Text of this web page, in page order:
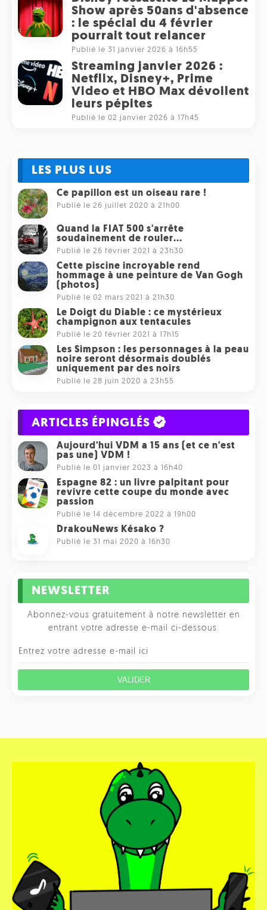
Show après 50ans d'absence
: le spécial du 4 février
pourrait tout relancer
Publié le 31 janvier 2026 à 16h55
Streaming janvier 2026 :
Netflix, Disney+, Prime
Video et HBO Max dévoilent
leurs pépites
Publié le 02 janvier 2026 à 17h45
LES PLUS LUS
Ce papillon est un oiseau rare !
Publié le 26 juillet 2020 à 21h00
Quand la FIAT 500 s'arrête
soudainement de rouler...
Publié le 26 février 2021 à 23h30
Cette piscine incroyable rend
hommage à une peinture de Van Gogh
(photos)
Publié le 02 mars 2021 à 21h30
Le Doigt du Diable : ce mystérieux
champignon aux tentacules
Publié le 20 février 2021 à 17h15
Les Simpson : les personnages à la peau
noire seront désormais doublés
uniquement par des noirs
Publié le 28 juin 2020 à 23h55
ARTICLES ÉPINGLÉS
Aujourd'hui VDM a 15 ans (et ce n'est
pas une) VDM !
Publié le 01 janvier 2023 à 16h40
Espagne 82 : un livre palpitant pour
revivre cette coupe du monde avec
passion
Publié le 14 décembre 2022 à 19h00
DrakouNews Késako ?
Publié le 31 mai 2020 à 16h30
NEWSLETTER
Abonnez-vous gratuitement à notre newsletter en
entrant votre adresse e-mail ci-dessous.
VALIDER